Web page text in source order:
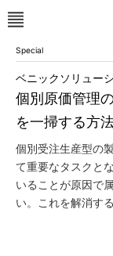
Special
個別原価管理
を一掃する方
ベニックソリュー
個別受注生産型の
て重要なタスクと
いることが原因で
い。これを解消す